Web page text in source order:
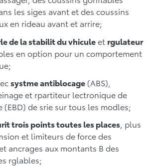
les siges avant et des coussins
en rideau avant et arrire;
de la stabilit du vhiculeet rgulateur
en option pour un comportement
systme antiblocage (ABS),
et rpartiteur lectronique de
(EBD) de srie sur tous les modles;
trois points toutes les places , plus
et limiteurs de force des
ancrages aux montants B des
rglables;